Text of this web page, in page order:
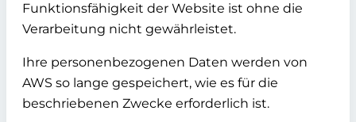
Funktionsfähigkeit der Website ist ohne die
Verarbeitung nicht gewährleistet.
Ihre personenbezogenen Daten werden von
AWS so lange gespeichert, wie es für die
beschriebenen Zwecke erforderlich ist.